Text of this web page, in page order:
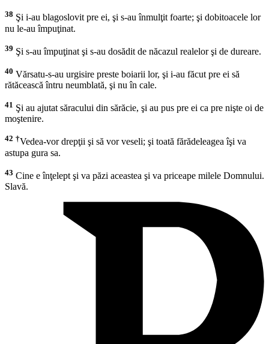
38 Şi i-au blagoslovit pre ei, şi s-au înmulţit foarte; şi dobitoacele lor
nu le-au împuţinat.
39 Şi s-au împuţinat şi s-au dosădit de năcazul realelor şi de dureare.
40 Vărsatu-s-au urgisire preste boiarii lor, şi i-au făcut pre ei să
rătăcească întru neumblată, şi nu în cale.
41 Şi au ajutat săracului din sărăcie, şi au pus pre ei ca pre nişte oi de
moştenire.
42 †Vedea-vor drepţii şi să vor veseli; şi toată fărădeleagea îşi va
astupa gura sa.
43 Cine e înţelept şi va păzi aceastea şi va priceape milele Domnului.
Slavă.